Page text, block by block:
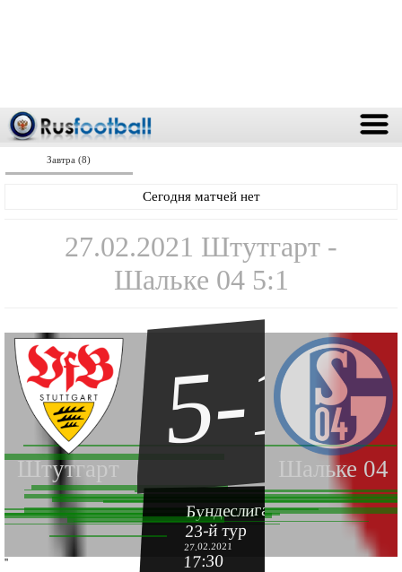
Завтра (8)
Сегодня матчей нет
27.02.2021 Штутгарт -
Шальке 04 5:1
Штутгарт Шальке 04
5-1
Бундеслига 1 2020-2021
23-й тур
27.02.2021
17:30
''